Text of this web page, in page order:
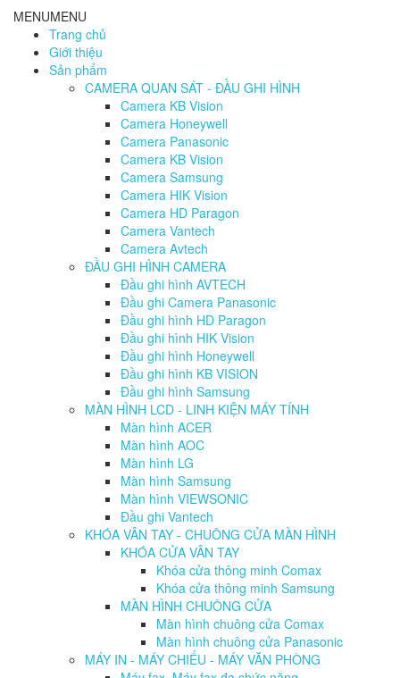
MENUMENU
Trang chủ
Giới thiệu
Sản phẩm
CAMERA QUAN SÁT - ĐẦU GHI HÌNH
Camera KB Vision
Camera Honeywell
Camera Panasonic
Camera KB Vision
Camera Samsung
Camera HIK Vision
Camera HD Paragon
Camera Vantech
Camera Avtech
ĐẦU GHI HÌNH CAMERA
Đầu ghi hình AVTECH
Đầu ghi Camera Panasonic
Đầu ghi hình HD Paragon
Đầu ghi hình HIK Vision
Đầu ghi hình Honeywell
Đầu ghi hình KB VISION
Đầu ghi hình Samsung
MÀN HÌNH LCD - LINH KIỆN MÁY TÍNH
Màn hình ACER
Màn hình AOC
Màn hình LG
Màn hình Samsung
Màn hình VIEWSONIC
Đầu ghi Vantech
KHÓA VÂN TAY - CHUÔNG CỬA MÀN HÌNH
KHÓA CỬA VÂN TAY
Khóa cửa thông minh Comax
Khóa cửa thông minh Samsung
MÀN HÌNH CHUÔNG CỬA
Màn hình chuông cửa Comax
Màn hình chuông cửa Panasonic
MÁY IN - MÁY CHIẾU - MÁY VĂN PHÒNG